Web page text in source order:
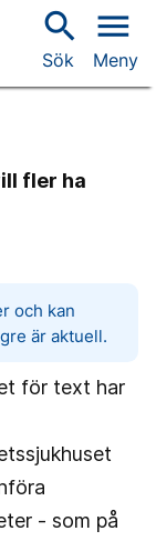
search
Sök
menu
Meny
fler ha
och kan
är aktuell.
för text har
- som på